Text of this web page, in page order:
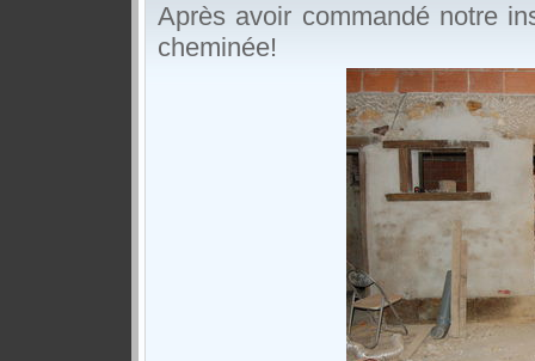
Après avoir commandé notre
cheminée!